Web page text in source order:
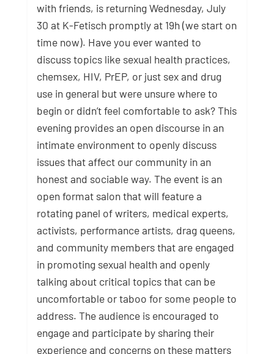
with friends, is returning Wednesday, July
30 at K-Fetisch promptly at 19h (we start on
time now). Have you ever wanted to
discuss topics like sexual health practices,
chemsex, HIV, PrEP, or just sex and drug
use in general but were unsure where to
begin or didn’t feel comfortable to ask? This
evening provides an open discourse in an
intimate environment to openly discuss
issues that affect our community in an
honest and sociable way. The event is an
open format salon that will feature a
rotating panel of writers, medical experts,
activists, performance artists, drag queens,
and community members that are engaged
in promoting sexual health and openly
talking about critical topics that can be
uncomfortable or taboo for some people to
address. The audience is encouraged to
engage and participate by sharing their
experience and concerns on these matters